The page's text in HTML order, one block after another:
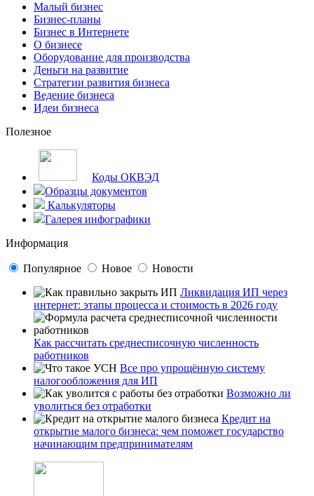
Малый бизнес
Бизнес-планы
Бизнес в Интернете
О бизнесе
Оборудование для производства
Деньги на развитие
Стратегии развития бизнеса
Ведение бизнеса
Идеи бизнеса
Полезное
Коды ОКВЭД
Образцы документов
Калькуляторы
Галерея инфографики
Информация
Популярное Новое
Новости
Ликвидация ИП через
интернет: этапы процесса и стоимость в 2026 году
Как рассчитать среднесписочную численность
работников
Все про упрощённую систему
налогообложения для ИП
Возможно ли
уволиться без отработки
Кредит на
открытие малого бизнеса: чем поможет государство
начинающим предпринимателям